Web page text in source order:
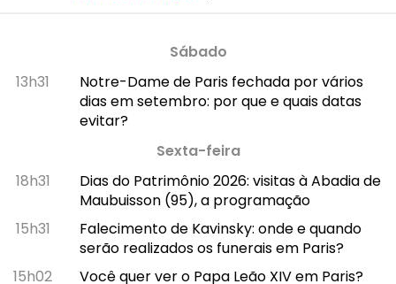
Sábado
13h31
Notre-Dame de Paris fechada por vários
dias em setembro: por que e quais datas
evitar?
Sexta-feira
18h31
Dias do Patrimônio 2026: visitas à Abadia de
Maubuisson (95), a programação
15h31
Falecimento de Kavinsky: onde e quando
serão realizados os funerais em Paris?
15h02
Você quer ver o Papa Leão XIV em Paris?